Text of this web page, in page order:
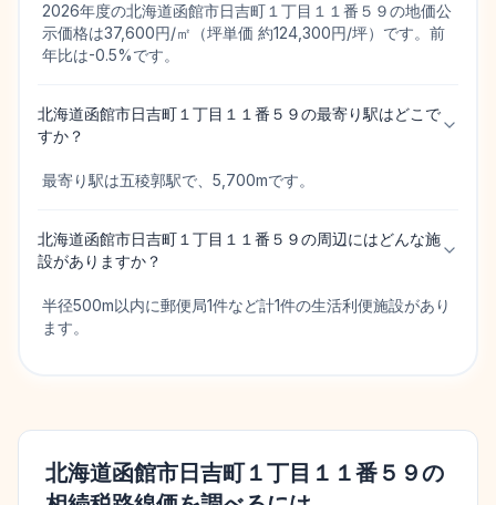
2026年度の北海道函館市日吉町１丁目１１番５９の地価公
示価格は37,600円/㎡（坪単価 約124,300円/坪）です。前
年比は-0.5%です。
北海道函館市日吉町１丁目１１番５９の最寄り駅はどこで
すか？
最寄り駅は五稜郭駅で、5,700mです。
北海道函館市日吉町１丁目１１番５９の周辺にはどんな施
設がありますか？
半径500m以内に郵便局1件など計1件の生活利便施設があり
ます。
北海道函館市日吉町１丁目１１番５９の